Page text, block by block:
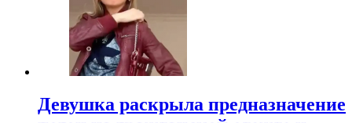
Девушка раскрыла предназначение